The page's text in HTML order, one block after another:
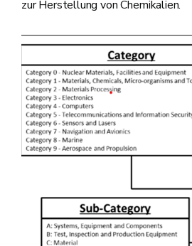
zur Herstellung von Chemikalien.